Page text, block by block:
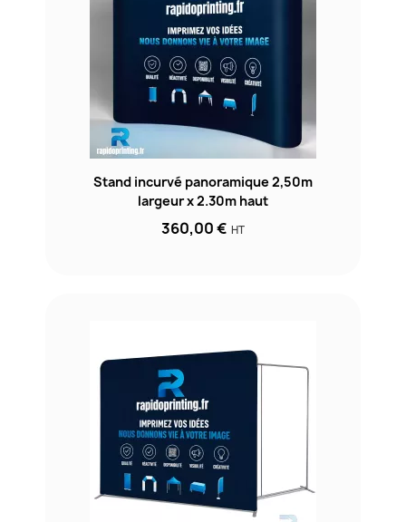
Stand incurvé panoramique 2,50m
largeur x 2.30m haut
360,00 € HT